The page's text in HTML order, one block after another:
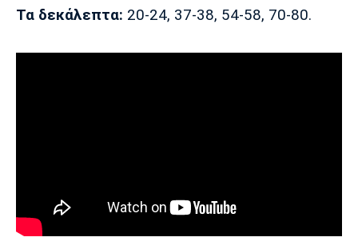
Ντόρτμουντ
Ζερμέν
Τα δεκάλεπτα: 20-24, 37-38, 54-58, 70-80.